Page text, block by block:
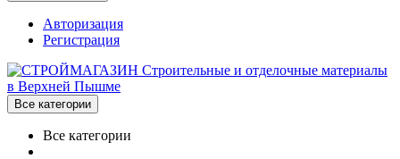
Авторизация
Регистрация
Все категории
Все категории